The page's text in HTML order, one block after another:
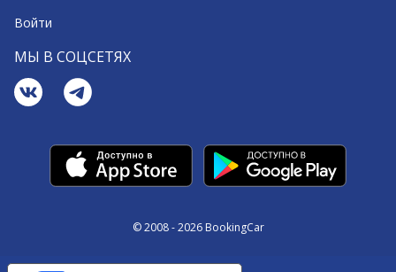
Войти
МЫ В СОЦСЕТЯХ
© 2008 - 2026 BookingCar